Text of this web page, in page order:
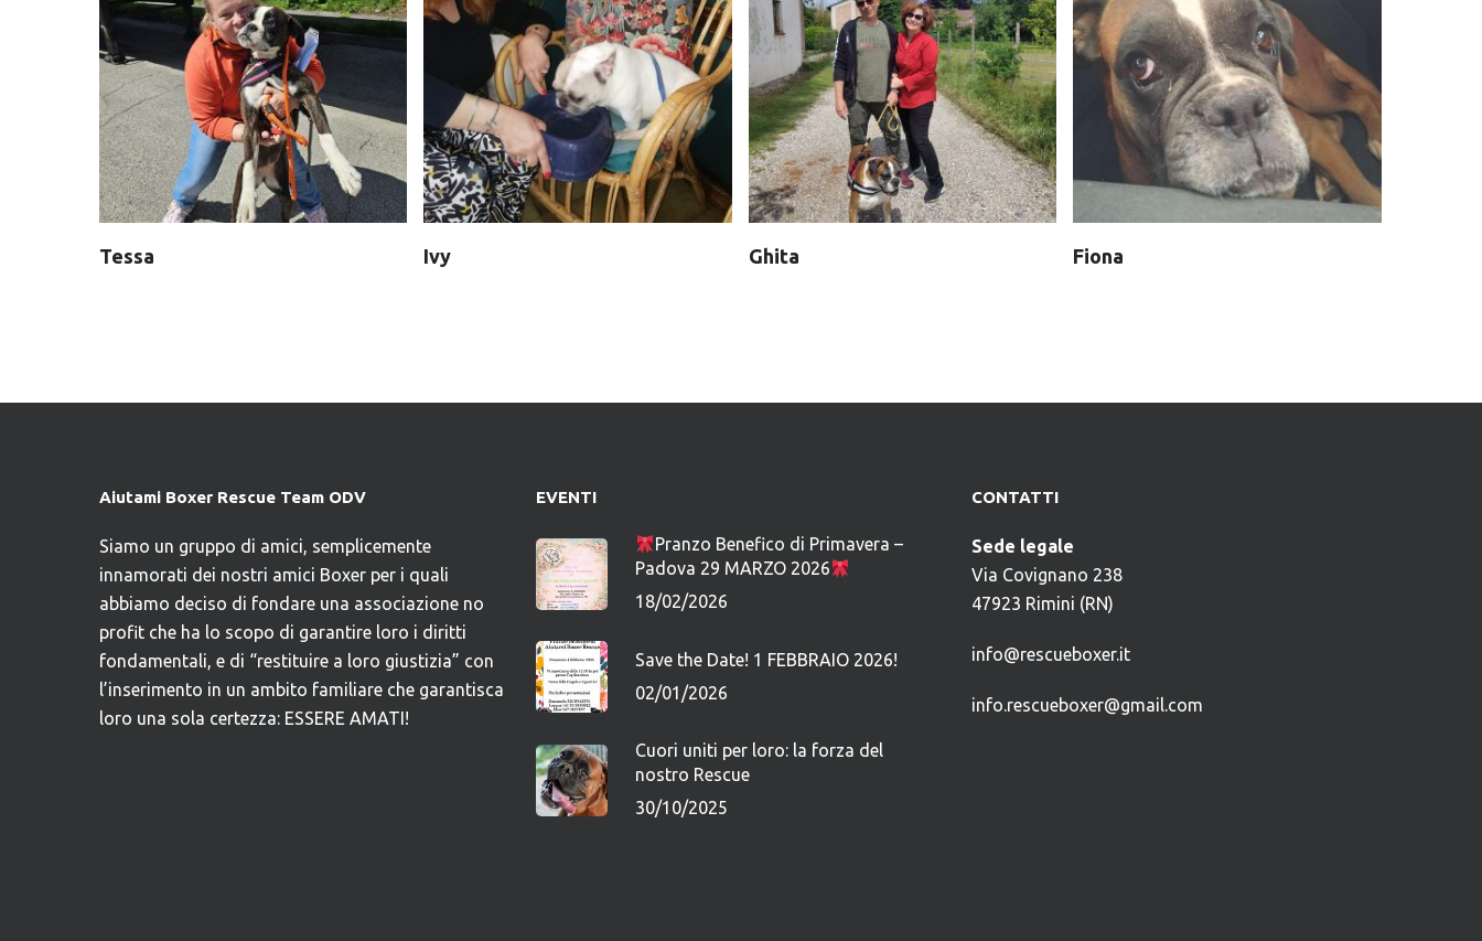
Tessa Ivy Ghita Fiona
Aiutami Boxer Rescue Team ODV
Siamo un gruppo di amici, semplicemente
innamorati dei nostri amici Boxer per i quali
abbiamo deciso di fondare una associazione no
profit che ha lo scopo di garantire loro i diritti
fondamentali, e di “restituire a loro giustizia” con
l’inserimento in un ambito familiare che garantisca
loro una sola certezza: ESSERE AMATI!
EVENTI
Pranzo Benefico di Primavera –
Padova 29 MARZO 2026
18/02/2026
Save the Date! 1 FEBBRAIO 2026!
02/01/2026
Cuori uniti per loro: la forza del
nostro Rescue
30/10/2025
CONTATTI
Sede legale
Via Covignano 238
47923 Rimini (RN)
info@rescueboxer.it
info.rescueboxer@gmail.com